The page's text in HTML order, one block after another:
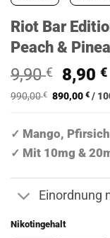
Riot Bar
Peach &
9,90€
Preis
9,90 €
8,90€
990,00€ 890,00€ /
✓ Mango,
✓ Mit 10mg &
Einordnung
Nikotingehalt